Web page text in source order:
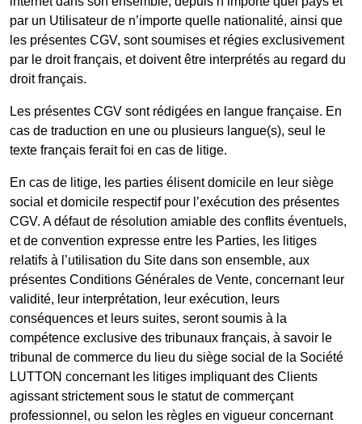
par un Utilisateur de n’importe quelle nationalité, ainsi que
les présentes CGV, sont soumises et régies exclusivement
par le droit français, et doivent être interprétés au regard du
droit français.
Les présentes CGV sont rédigées en langue française. En
cas de traduction en une ou plusieurs langue(s), seul le
texte français ferait foi en cas de litige.
En cas de litige, les parties élisent domicile en leur siège
social et domicile respectif pour l’exécution des présentes
CGV. A défaut de résolution amiable des conflits éventuels,
et de convention expresse entre les Parties, les litiges
relatifs à l’utilisation du Site dans son ensemble, aux
présentes Conditions Générales de Vente, concernant leur
validité, leur interprétation, leur exécution, leurs
conséquences et leurs suites, seront soumis à la
compétence exclusive des tribunaux français, à savoir le
tribunal de commerce du lieu du siège social de la Société
LUTTON concernant les litiges impliquant des Clients
agissant strictement sous le statut de commerçant
professionnel, ou selon les règles en vigueur concernant